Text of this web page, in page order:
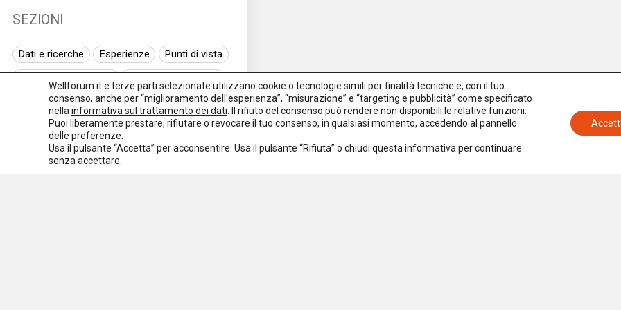
SEZIONI
Dati e ricerche Esperienze
Punti di vista
Normativa europea
Rassegna normativa
I seminari di Welforum
Eventi
Spazio ai promotori
Wellforum.it e terze parti selezionate utilizzano cookie o tecnologie simili per finalità tecniche e, con il tuo
consenso, anche per “miglioramento dell'esperienza”, “misurazione” e “targeting e pubblicità” come specificato
nella informativa sul trattamento dei dati . Il rifiuto del consenso può rendere non disponibili le relative funzioni.
Puoi liberamente prestare, rifiutare o revocare il tuo consenso, in qualsiasi momento, accedendo al pannello
delle preferenze.
Usa il pulsante “Accetta” per acconsentire. Usa il pulsante “Rifiuta” o chiudi questa informativa per continuare
senza accettare.